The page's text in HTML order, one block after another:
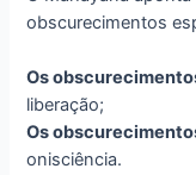
obscurecimentos
Os
liberação;
Os
onisciência.